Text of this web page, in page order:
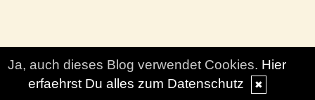
Ja, auch dieses Blog verwendet Cookies. Hier
erfaehrst Du alles zum Datenschutz
✖